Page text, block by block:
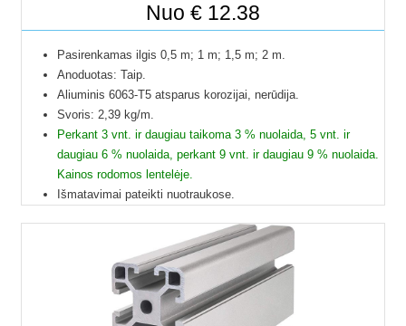
Nuo € 12.38
Pasirenkamas ilgis 0,5 m; 1 m; 1,5 m; 2 m.
Anoduotas: Taip.
Aliuminis 6063-T5 atsparus korozijai, nerūdija.
Svoris: 2,39 kg/m.
Perkant 3 vnt. ir daugiau taikoma 3 % nuolaida, 5 vnt. ir
daugiau 6 % nuolaida, perkant 9 vnt. ir daugiau 9 % nuolaida.
Kainos rodomos lentelėje.
Išmatavimai pateikti nuotraukose.
Į paštomatus pristatome tik 50 cm ilgio profilius, kitų ilgių
profiliai į paštomatus netelpa, todėl juos galime pristatyti
tik jūsų nurodytu adresu.
Profilių Ilgis gali būti su 1 mm paklaida.
Dėl klausimų ir užsakymų kitokių ilgių galite kreptis el.paštu.